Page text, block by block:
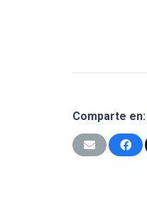
Comparte en: